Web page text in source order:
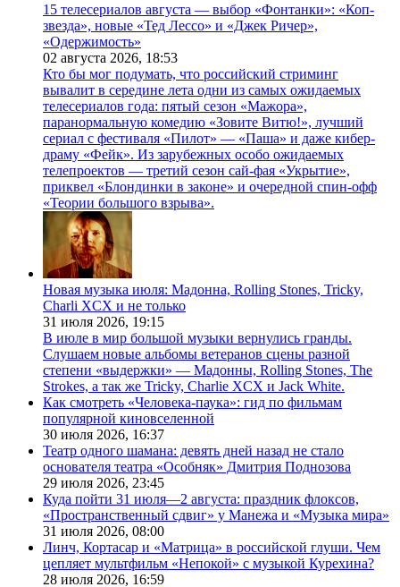
15 телесериалов августа — выбор «Фонтанки»: «Коп-
звезда», новые «Тед Лессо» и «Джек Ричер»,
«Одержимость»
02 августа 2026, 18:53
Кто бы мог подумать, что российский стриминг
вывалит в середине лета одни из самых ожидаемых
телесериалов года: пятый сезон «Мажора»,
паранормальную комедию «Зовите Витю!», лучший
сериал с фестиваля «Пилот» — «Паша» и даже кибер-
драму «Фейк». Из зарубежных особо ожидаемых
телепроектов — третий сезон сай-фая «Укрытие»,
приквел «Блондинки в законе» и очередной спин-офф
«Теории большого взрыва».
Новая музыка июля: Мадонна, Rolling Stones, Tricky,
Charli XCX и не только
31 июля 2026, 19:15
В июле в мир большой музыки вернулись гранды.
Слушаем новые альбомы ветеранов сцены разной
степени «выдержки» — Мадонны, Rolling Stones, The
Strokes, а так же Tricky, Charlie XCX и Jack White.
Как смотреть «Человека-паука»: гид по фильмам
популярной киновселенной
30 июля 2026, 16:37
Театр одного шамана: девять дней назад не стало
основателя театра «Особняк» Дмитрия Поднозова
29 июля 2026, 23:45
Куда пойти 31 июля—2 августа: праздник флоксов,
«Пространственный сдвиг» у Манежа и «Музыка мира»
31 июля 2026, 08:00
Линч, Кортасар и «Матрица» в российской глуши. Чем
цепляет мультфильм «Непокой» с музыкой Курехина?
28 июля 2026, 16:59